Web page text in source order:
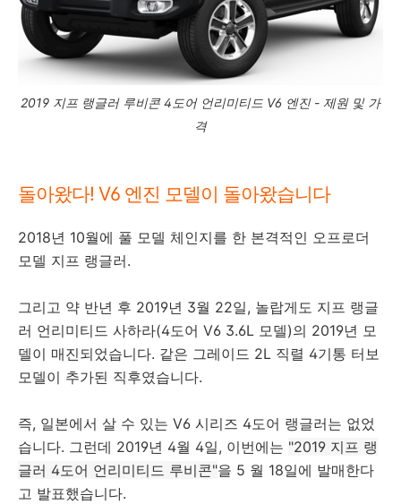
2019 지프 랭글러 루비콘 4도어 언리미티드 V6 엔진 - 제원 및 가
격
돌아왔다! V6 엔진 모델이 돌아왔습니다
2018년 10월에 풀 모델 체인지를 한 본격적인 오프로더
모델 지프 랭글러.
그리고 약 반년 후 2019년 3월 22일, 놀랍게도 지프 랭글
러 언리미티드 사하라(4도어 V6 3.6L 모델)의 2019년 모
델이 매진되었습니다. 같은 그레이드 2L 직렬 4기통 터보
모델이 추가된 직후였습니다.
즉, 일본에서 살 수 있는 V6 시리즈 4도어 랭글러는 없었
습니다. 그런데 2019년 4월 4일, 이번에는 "2019 지프 랭
글러 4도어 언리미티드 루비콘"을 5 월 18일에 발매한다
고 발표했습니다.